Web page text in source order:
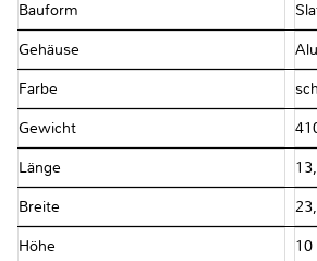
Bauform
Gehäuse
Farbe
Gewicht
Länge
Breite
Höhe 10